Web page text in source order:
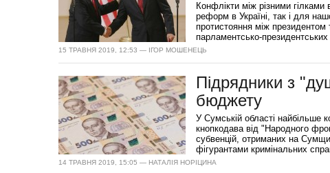
Конфлікти між різними
реформ в Україні, так і для
протистояння між
парламентсько-президентських
15 ТРАВНЯ 2019, 12:53 — ІГОР МОШЕНЕЦЬ
Підрядники з
бюджету
У Сумській області найбільше
кнопкодава від "Народного
субвенцій, отриманих на
фігурантами кримінальних
14 ТРАВНЯ 2019, 15:05 — НАТАЛІЯ НОРІЦИНА